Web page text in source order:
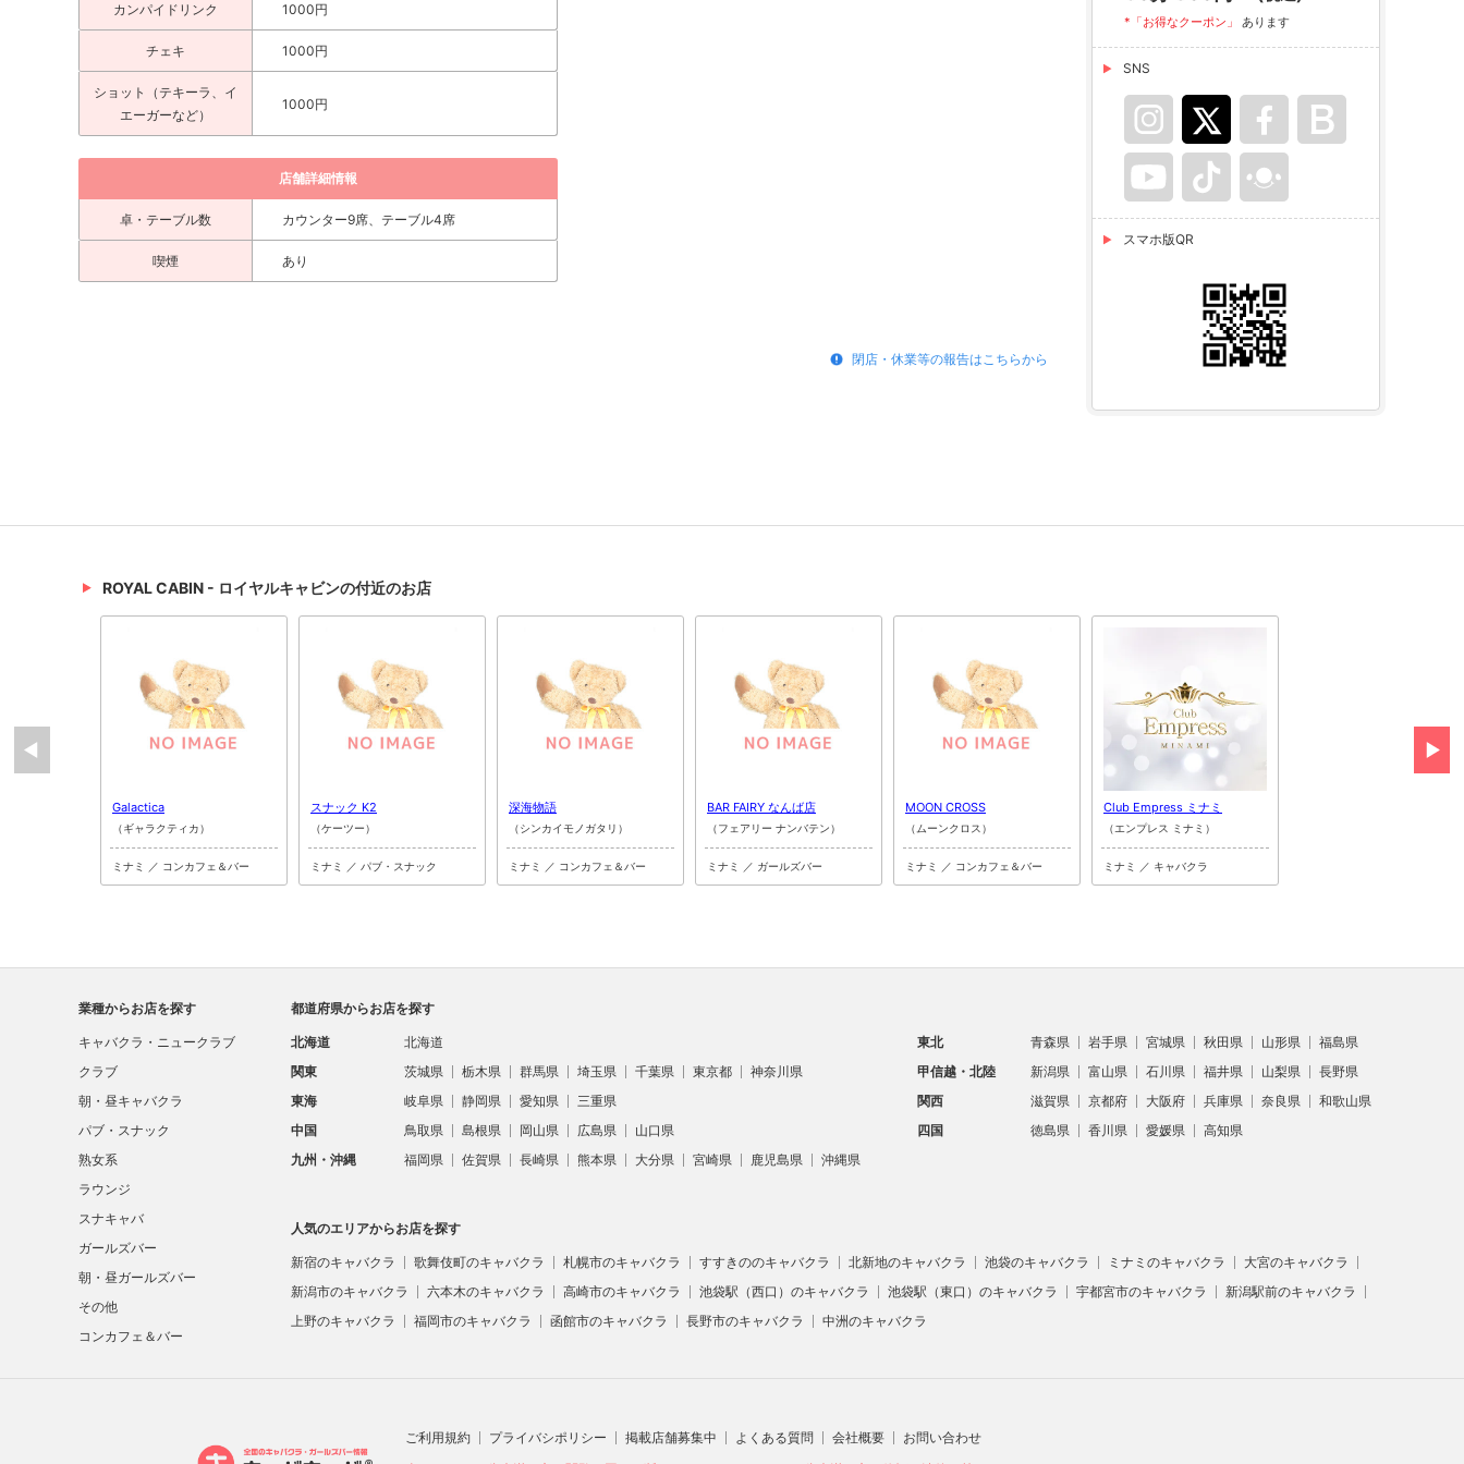
カンパイドリンク 1000円
チェキ 1000円
ショット（テキーラ、イ
エーガーなど）
1000円
店舗詳細情報
卓・テーブル数 カウンター9席、テーブル4席
喫煙 あり
閉店・休業等の報告はこちらから
*「お得なクーポン」 あります
SNS
スマホ版QR
ROYAL CABIN - ロイヤルキャビンの付近のお店
Galactica
（ギャラクティカ）
ミナミ ／ コンカフェ＆バー
スナック K2
（ケーツー）
ミナミ ／ パブ・スナック
深海物語
（シンカイモノガタリ）
ミナミ ／ コンカフェ＆バー
BAR FAIRY なんば店
（フェアリー ナンバテン）
ミナミ ／ ガールズバー
MOON CROSS
（ムーンクロス）
ミナミ ／ コンカフェ＆バー
Club Empress ミナミ
（エンプレス ミナミ）
ミナミ ／ キャバクラ
業種からお店を探す
キャバクラ・ニュークラブ
クラブ
朝・昼キャバクラ
パブ・スナック
熟女系
ラウンジ
スナキャバ
ガールズバー
朝・昼ガールズバー
その他
コンカフェ＆バー
都道府県からお店を探す
北海道 北海道 東北 青森県 岩手県 宮城県 秋田県 山形県
福島県
関東
茨城県 栃木県 群馬県 埼玉県 千葉県 東京都 神奈川県 甲信越・北陸 新潟県 富山県 石川県 福井県 山梨県
長野県
東海
岐阜県 静岡県 愛知県 三重県 関西 滋賀県 京都府 大阪府 兵庫県 奈良県
和歌山県
中国
鳥取県 島根県 岡山県 広島県 山口県 四国 徳島県 香川県 愛媛県
高知県
九州・沖縄
福岡県 佐賀県 長崎県 熊本県 大分県 宮崎県 鹿児島県 沖縄県
人気のエリアからお店を探す
新宿のキャバクラ 歌舞伎町のキャバクラ 札幌市のキャバクラ すすきののキャバクラ 北新地のキャバクラ 池袋のキャバクラ ミナミのキャバクラ
大宮のキャバクラ
新潟市のキャバクラ
六本木のキャバクラ 高崎市のキャバクラ 池袋駅（西口）のキャバクラ 池袋駅（東口）のキャバクラ 宇都宮市のキャバクラ
新潟駅前のキャバクラ
上野のキャバクラ
福岡市のキャバクラ 函館市のキャバクラ 長野市のキャバクラ 中洲のキャバクラ
ご利用規約 プライバシポリシー 掲載店舗募集中 よくある質問 会社概要
お問い合わせ